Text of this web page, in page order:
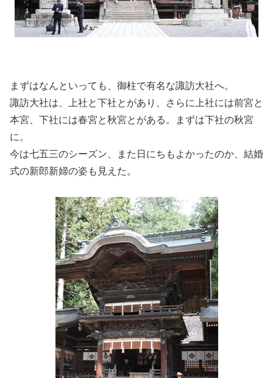
まずはなんといっても、御柱で有名な諏訪大社へ。
諏訪大社は、上社と下社とがあり、さらに上社には前宮と
本宮、下社には春宮と秋宮とがある。まずは下社の秋宮
に。
今は七五三のシーズン、また日にちもよかったのか、結婚
式の新郎新婦の姿も見えた。